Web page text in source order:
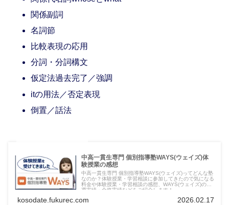
関係副詞
名詞節
比較表現の応用
分詞・分詞構文
仮定法過去完了／強調
itの用法／否定表現
倒置／話法
中高一貫生専門 個別指導塾WAYS(ウェイズ)体
験授業の感想
中高一貫生専門 個別指導塾WAYS(ウェイズ)ってどんな塾
なのか？体験授業・学習相談に参加してきたので気になる
料金や体験授業・学習相談の感想、WAYS(ウェイズ)の指
導実績・合格実績などをご紹介します！
kosodate.fukurec.com 2026.02.17